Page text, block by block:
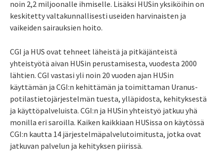
noin 2,2 miljoonalle ihmiselle. Lisäksi HUSin yksiköihin on
keskitetty valtakunnallisesti useiden harvinaisten ja
vaikeiden sairauksien hoito.
CGI ja HUS ovat tehneet läheistä ja pitkäjänteistä
yhteistyötä aivan HUSin perustamisesta, vuodesta 2000
lähtien. CGI vastasi yli noin 20 vuoden ajan HUSin
käyttämän ja CGI:n kehittämän ja toimittaman Uranus-
potilastietojärjestelmän tuesta, ylläpidosta, kehityksestä
ja käyttöpalveluista. CGI:n ja HUSin yhteistyö jatkuu yhä
monilla eri saroilla. Kaiken kaikkiaan HUSissa on käytössä
CGI:n kautta 14 järjestelmäpalvelutoimitusta, jotka ovat
jatkuvan palvelun ja kehityksen piirissä.